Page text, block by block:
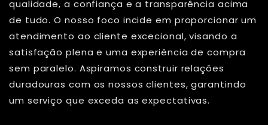
qualidade, a confiança e a transparência acima
de tudo. O nosso foco incide em proporcionar um
atendimento ao cliente excecional, visando a
satisfação plena e uma experiência de compra
sem paralelo. Aspiramos construir relações
duradouras com os nossos clientes, garantindo
um serviço que exceda as expectativas.